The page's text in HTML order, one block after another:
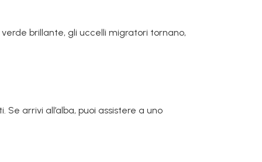
brillante, gli uccelli migratori tornano,
arrivi all’alba, puoi assistere a uno